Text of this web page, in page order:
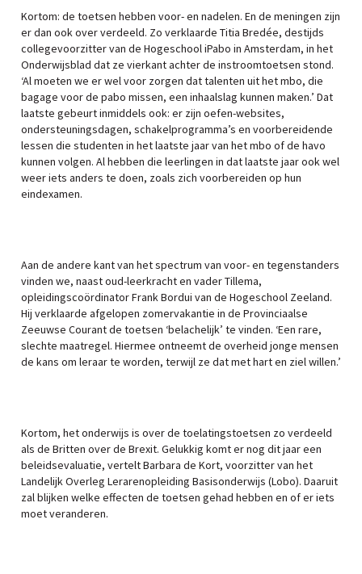
Kortom: de toetsen hebben voor- en nadelen. En de meningen zijn
er dan ook over verdeeld. Zo verklaarde Titia Bredée, destijds
collegevoorzitter van de Hogeschool iPabo in Amsterdam, in het
Onderwijsblad dat ze vierkant achter de instroomtoetsen stond.
‘Al moeten we er wel voor zorgen dat talenten uit het mbo, die
bagage voor de pabo missen, een inhaalslag kunnen maken.’ Dat
laatste gebeurt inmiddels ook: er zijn oefen-websites,
ondersteuningsdagen, schakelprogramma’s en voorbereidende
lessen die studenten in het laatste jaar van het mbo of de havo
kunnen volgen. Al hebben die leerlingen in dat laatste jaar ook wel
weer iets anders te doen, zoals zich voorbereiden op hun
eindexamen.
Aan de andere kant van het spectrum van voor- en tegenstanders
vinden we, naast oud-leerkracht en vader Tillema,
opleidingscoördinator Frank Bordui van de Hogeschool Zeeland.
Hij verklaarde afgelopen zomervakantie in de Provinciaalse
Zeeuwse Courant de toetsen ‘belachelijk’ te vinden. ‘Een rare,
slechte maatregel. Hiermee ontneemt de overheid jonge mensen
de kans om leraar te worden, terwijl ze dat met hart en ziel willen.’
Kortom, het onderwijs is over de toelatingstoetsen zo verdeeld
als de Britten over de Brexit. Gelukkig komt er nog dit jaar een
beleidsevaluatie, vertelt Barbara de Kort, voorzitter van het
Landelijk Overleg Lerarenopleiding Basisonderwijs (Lobo). Daaruit
zal blijken welke effecten de toetsen gehad hebben en of er iets
moet veranderen.